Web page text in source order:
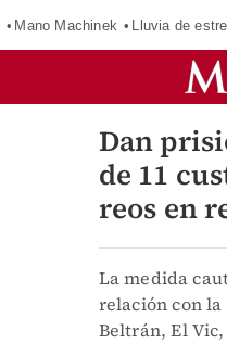
Mano Machinek Lluvia de
Dan
de 11
reos en
La medida
relación con
Beltrán, El